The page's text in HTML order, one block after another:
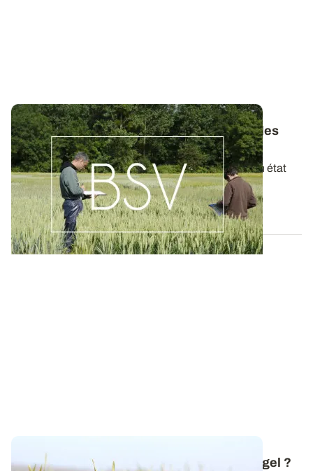
Bulletins de Santé du Végétal - Consultez les
derniers BSV de votre région
Ces bulletins, publiés chaque semaine, dressent un état
des lieux exhaustif des cultures...
19 MAI 2026
Comment réagissent les céréales face au gel ?